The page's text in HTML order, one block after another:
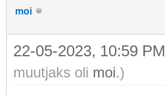
moi
22-05-2023, 10:59 PM
muutjaks oli moi.)